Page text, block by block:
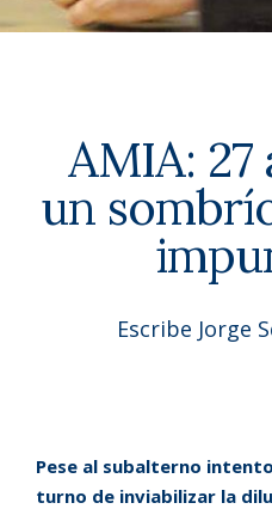
AMIA: 27
un
Escribe Jorge
Pese al subalterno
turno de inviabilizar la